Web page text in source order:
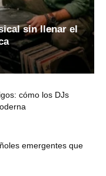
sin llenar el
cómo los DJs
emergentes que